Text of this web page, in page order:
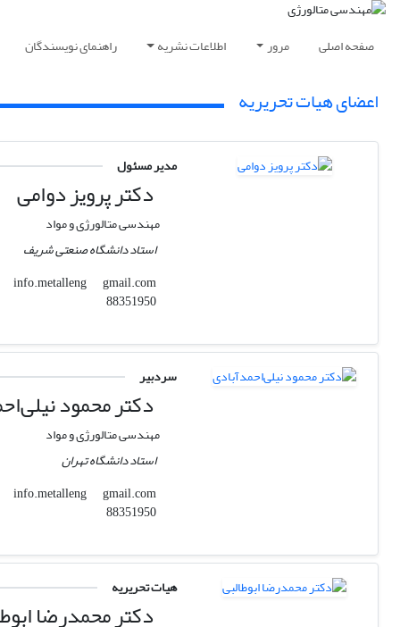
صفحه اصلی مرور اطلاعات نشریه راهنمای نویسندگان
اعضای هیات تحریریه
مدیر مسئول
دکتر پرویز دوامی
مهندسی متالورژی و مواد
استاد دانشگاه صنعتی شریف
info.metalleng
gmail.com
88351950
سردبیر
دکتر محمود
مهندسی متالورژی و مواد
استاد دانشگاه تهران
info.metalleng
gmail.com
88351950
هیات تحریریه
دکتر محمدرضا